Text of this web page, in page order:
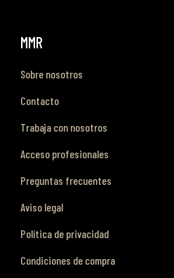
MMR
Sobre nosotros
Contacto
Trabaja con nosotros
Acceso profesionales
Preguntas frecuentes
Aviso legal
Política de privacidad
Condiciones de compra